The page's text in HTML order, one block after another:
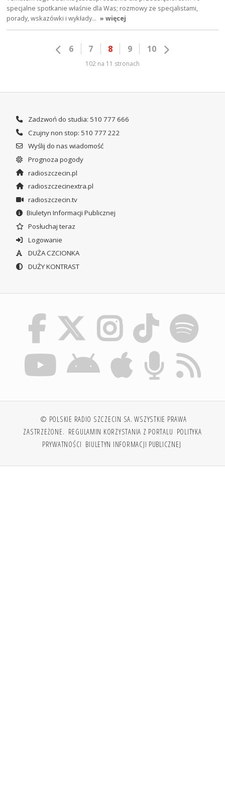
specjalne spotkanie właśnie dla Was; rozmowy ze specjalistami,
porady, wskazówki i wykłady… » więcej
6 7 8 9 10
102 na 11 stronach
Zadzwoń do studia: 510 777 666
Czujny non stop: 510 777 222
Wyślij do nas wiadomość
Prognoza pogody
radioszczecin.pl
radioszczecinextra.pl
radioszczecin.tv
Biuletyn Informacji Publicznej
Posłuchaj teraz
Logowanie
DUŻA CZCIONKA
DUŻY KONTRAST
© POLSKIE RADIO SZCZECIN SA. WSZYSTKIE PRAWA
ZASTRZEŻONE. REGULAMIN KORZYSTANIA Z PORTALU POLITYKA
PRYWATNOŚCI BIULETYN INFORMACJI PUBLICZNEJ